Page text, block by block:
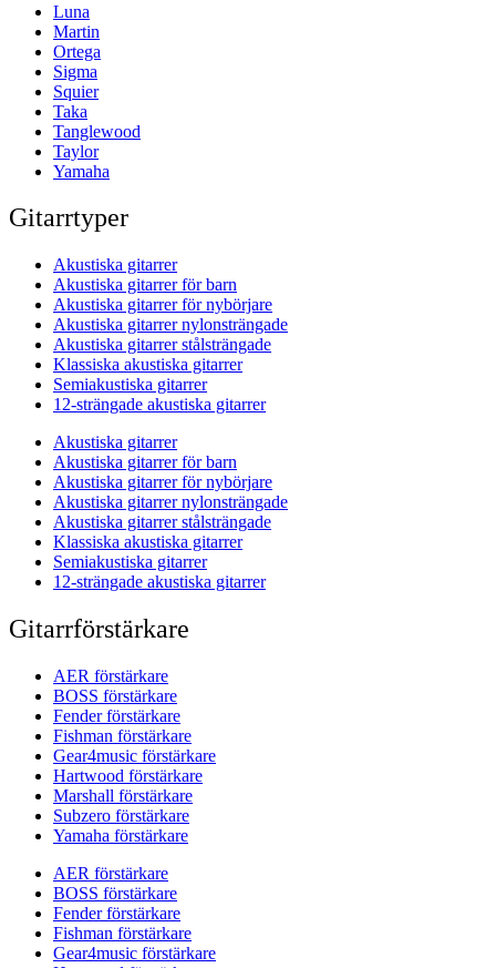
Luna
Martin
Ortega
Sigma
Squier
Taka
Tanglewood
Taylor
Yamaha
Gitarrtyper
Akustiska gitarrer
Akustiska gitarrer för barn
Akustiska gitarrer för nybörjare
Akustiska gitarrer nylonsträngade
Akustiska gitarrer stålsträngade
Klassiska akustiska gitarrer
Semiakustiska gitarrer
12-strängade akustiska gitarrer
Akustiska gitarrer
Akustiska gitarrer för barn
Akustiska gitarrer för nybörjare
Akustiska gitarrer nylonsträngade
Akustiska gitarrer stålsträngade
Klassiska akustiska gitarrer
Semiakustiska gitarrer
12-strängade akustiska gitarrer
Gitarrförstärkare
AER förstärkare
BOSS förstärkare
Fender förstärkare
Fishman förstärkare
Gear4music förstärkare
Hartwood förstärkare
Marshall förstärkare
Subzero förstärkare
Yamaha förstärkare
AER förstärkare
BOSS förstärkare
Fender förstärkare
Fishman förstärkare
Gear4music förstärkare